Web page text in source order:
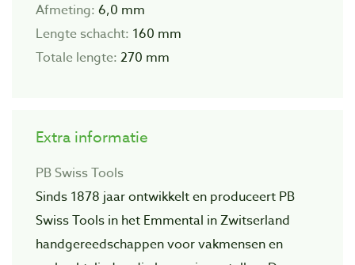
Afmeting: 6,0 mm
Lengte schacht: 160 mm
Totale lengte: 270 mm
Extra informatie
PB Swiss Tools
Sinds 1878 jaar ontwikkelt en produceert PB
Swiss Tools in het Emmental in Zwitserland
handgereedschappen voor vakmensen en